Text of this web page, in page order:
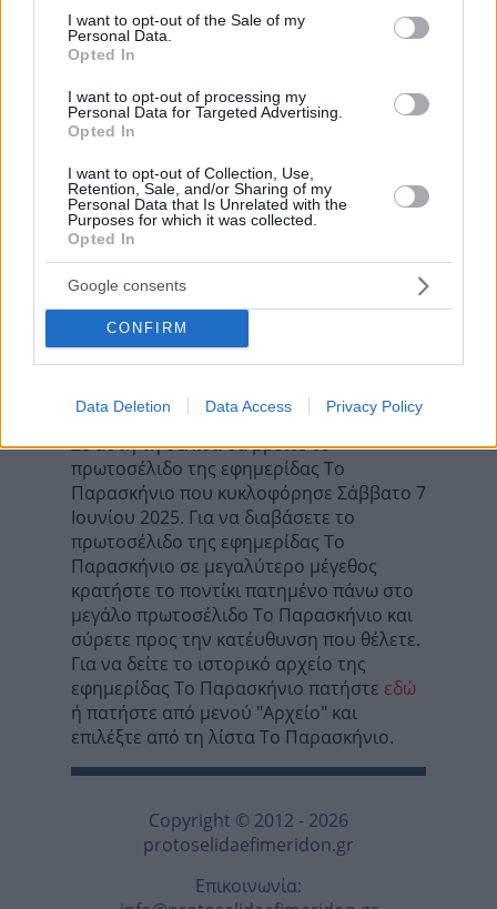
consent section.
I want to opt-out of the Sale of my
Personal Data.
Opted In
I want to opt-out of processing my
Personal Data for Targeted Advertising.
Opted In
I want to opt-out of Collection, Use,
Retention, Sale, and/or Sharing of my
Personal Data that Is Unrelated with the
Purposes for which it was collected.
Opted In
Google consents
CONFIRM
Data Deletion Data Access Privacy Policy
Προηγούμενη
Παραπολιτικά
Χτύπος
Τα σχόλια έχουν απενεργοποιηθεί για
Σε αυτή τη σελίδα θα βρείτε το
πρωτοσέλιδο της εφημερίδας Το
Παρασκήνιο που κυκλοφόρησε Σάββατο 7
Ιουνίου 2025. Για να διαβάσετε το
πρωτοσέλιδο της εφημερίδας Το
Παρασκήνιο σε μεγαλύτερο μέγεθος
κρατήστε το ποντίκι πατημένο πάνω στο
μεγάλο πρωτοσέλιδο Το Παρασκήνιο και
σύρετε προς την κατέυθυνση που θέλετε.
Για να δείτε το ιστορικό αρχείο της
εφημερίδας Το Παρασκήνιο πατήστε εδώ
ή πατήστε από μενού "Αρχείο" και
επιλέξτε από τη λίστα Το Παρασκήνιο.
Copyright © 2012 - 2026
protoselidaefimeridon.gr
Επικοινωνία: